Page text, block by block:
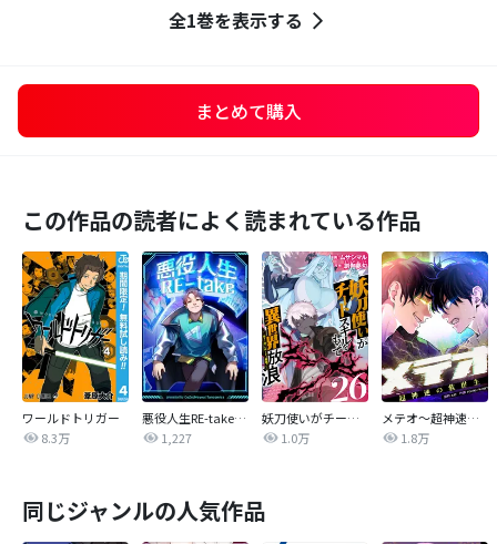
全1巻を表示する
まとめて購入
この作品の読者によく読まれている作品
ワールドトリガー
8.3万
悪役人生RE-take【タテヨミ】
1,227
妖刀使いがチートスキルをもって異世界放浪 ～生まれ持ったチートは最強！！～
1.0万
メテオ～超神速の救世主～【タテヨミ】
1.8万
同じジャンルの人気作品